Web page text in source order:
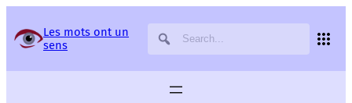
Les mots ont un
sens
Panneau de gestion des services